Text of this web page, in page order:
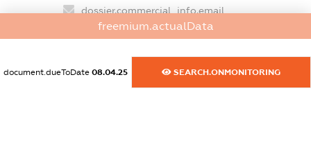
dossier.commercial_info.email
XXXXXXXXXX
dossier.commercial_info.website
XXXXXXXXXX
freemium.actualData
document.dueToDate 08.04.25 SEARCH.ONMONITORING